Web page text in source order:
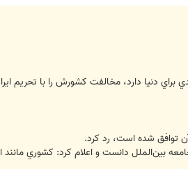
براي دنيا دارد، مخالفت كشورش را با تحريم
توافق شده است، رد كرد.
بين‌الملل دانست و اعلام كرد: كشوري مانند